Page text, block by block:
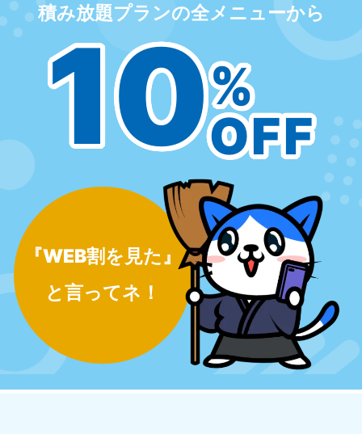
積み放題プランの全メニューから
10%
OFF
『WEB割を見た』
と言ってネ！